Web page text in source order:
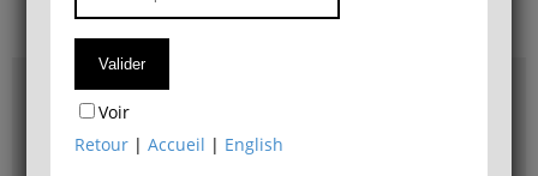
Accès & plans
Bibliothèque du Département de philosophie
Voir
Retour |Accueil | English